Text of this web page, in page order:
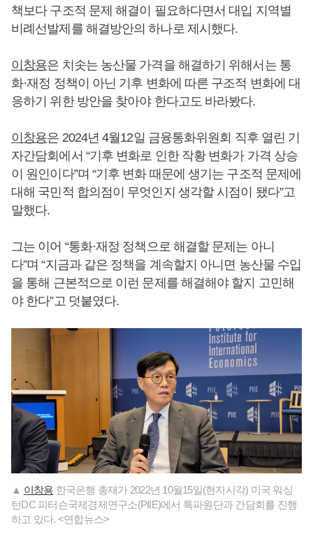
책보다 구조적 문제 해결이 필요하다면서 대입 지역별
비례선발제를 해결방안의 하나로 제시했다.
이창용은 치솟는 농산물 가격을 해결하기 위해서는 통
화·재정 정책이 아닌 기후 변화에 따른 구조적 변화에 대
응하기 위한 방안을 찾아야 한다고도 바라봤다.
이창용은 2024년 4월12일 금융통화위원회 직후 열린 기
자간담회에서 “기후 변화로 인한 작황 변화가 가격 상승
이 원인이다”며 “기후 변화 때문에 생기는 구조적 문제에
대해 국민적 합의점이 무엇인지 생각할 시점이 됐다”고
말했다.
그는 이어 “통화·재정 정책으로 해결할 문제는 아니
다”며 “지금과 같은 정책을 계속할지 아니면 농산물 수입
을 통해 근본적으로 이런 문제를 해결해야 할지 고민해
야 한다”고 덧붙였다.
▲ 이창용 한국은행 총재가 2022년 10월15일(현지시각) 미국 워싱
턴DC 피터슨국제경제연구소(PIIE)에서 특파원단과 간담회를 진행
하고 있다. <연합뉴스>